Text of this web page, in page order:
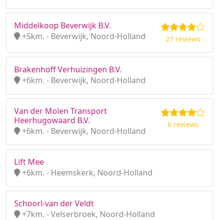
Middelkoop Beverwijk B.V.
+5km. - Beverwijk, Noord-Holland
27 reviews
Brakenhoff Verhuizingen B.V.
+6km. - Beverwijk, Noord-Holland
Van der Molen Transport
Heerhugowaard B.V.
+6km. - Beverwijk, Noord-Holland
6 reviews
Lift Mee
+6km. - Heemskerk, Noord-Holland
Schoorl-van der Veldt
+7km. - Velserbroek, Noord-Holland